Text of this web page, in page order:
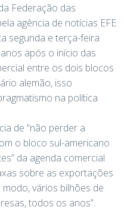
Federação das
agência de notícias EFE.
segunda e terça-feira
após o início das
entre os dois blocos
alemão, isso
na política
de “não perder a
o bloco sul-americano
da agenda comercial
sobre as exportações
vários bilhões de
todos os anos”.